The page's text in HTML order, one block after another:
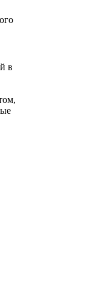
в